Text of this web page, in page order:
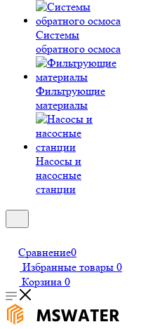
Системы
обратного осмоса
Фильтрующие
материалы
Насосы и
насосные
станции
Сравнение0
Избранные товары 0
Корзина 0